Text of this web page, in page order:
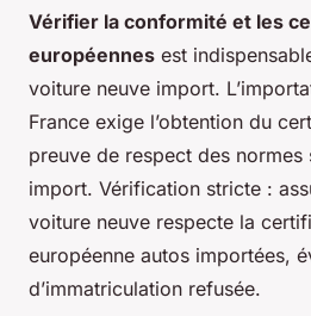
Vérifier la conformité et les
européennes est
voiture neuve import.
France exige l’obtention du
preuve de respect des normes
import. Vérification stricte :
voiture neuve respecte la
européenne autos importées,
d’immatriculation refusée.